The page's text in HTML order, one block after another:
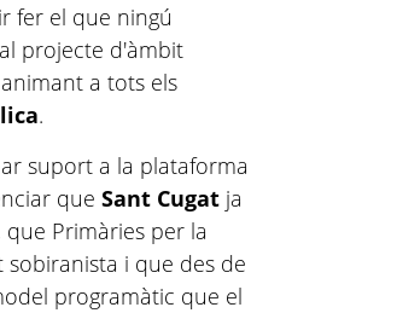
fer el que ningú
projecte d'àmbit
a tots els
.
suport a la plataforma
queSant Cugat ja
Primàries per la
i que des de
programàtic que el